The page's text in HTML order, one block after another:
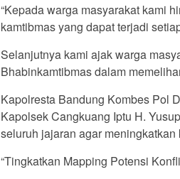
“Kepada warga masyarakat kami
kamtibmas yang dapat terjadi
Selanjutnya kami ajak warga
Bhabinkamtibmas dalam
Kapolresta Bandung Kombes Pol
Kapolsek Cangkuang Iptu H.
seluruh jajaran agar
“Tingkatkan Mapping Potensi